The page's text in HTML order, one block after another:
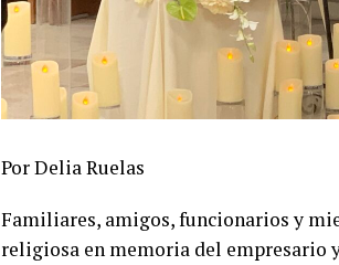
Por Delia Ruelas
Familiares, amigos, funcionarios y
religiosa en memoria del empresario